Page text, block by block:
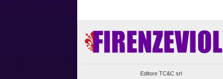
Editore TC&C srl